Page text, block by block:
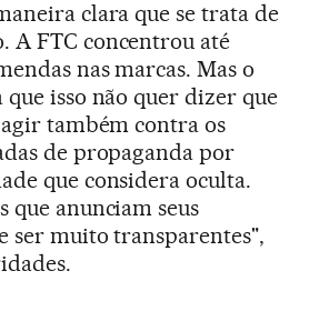
clara que se trata de
A FTC concentrou até
nas marcas. Mas o
isso não quer dizer que
também contra os
de propaganda por
que considera oculta.
que anunciam seus
ser muito transparentes",